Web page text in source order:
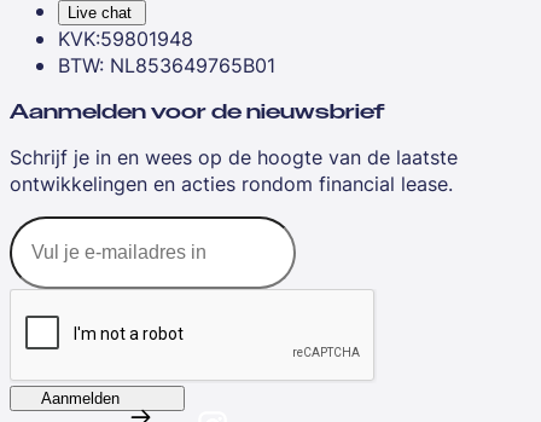
Live chat
KVK:59801948
BTW: NL853649765B01
Aanmelden voor de nieuwsbrief
Schrijf je in en wees op de hoogte van de laatste
ontwikkelingen en acties rondom financial lease.
Aanmelden